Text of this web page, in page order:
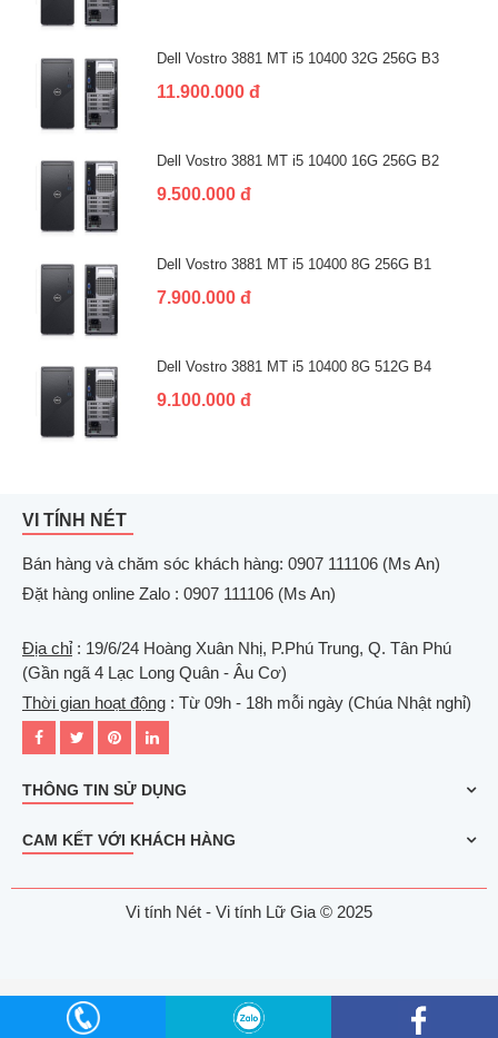
Dell Vostro 3881 MT i5 10400 32G 256G B3
11.900.000 đ
Dell Vostro 3881 MT i5 10400 16G 256G B2
9.500.000 đ
Dell Vostro 3881 MT i5 10400 8G 256G B1
7.900.000 đ
Dell Vostro 3881 MT i5 10400 8G 512G B4
9.100.000 đ
VI TÍNH NÉT
Bán hàng và chăm sóc khách hàng: 0907 111106 (Ms An)
Đặt hàng online Zalo : 0907 111106 (Ms An)
Địa chỉ: 19/6/24 Hoàng Xuân Nhị, P.Phú Trung, Q. Tân Phú
(Gần ngã 4 Lạc Long Quân - Âu Cơ)
Thời gian hoạt động : Từ 09h - 18h mỗi ngày (Chúa Nhật nghỉ)
THÔNG TIN SỬ DỤNG
CAM KẾT VỚI KHÁCH HÀNG
Vi tính Nét - Vi tính Lữ Gia © 2025